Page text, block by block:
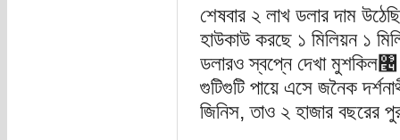
শেষবার ২ লাখ ডলার দাম
হাউকাউ করছে ১ মিলিয়ন ১
ডলারও স্বপ্নে দেখা
গুটিগুটি পায়ে এসে জনৈক
জিনিস, তাও ২ হাজার বছরের